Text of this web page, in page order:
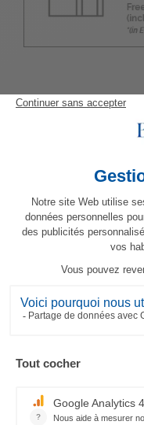
RELATED PRODUCTS